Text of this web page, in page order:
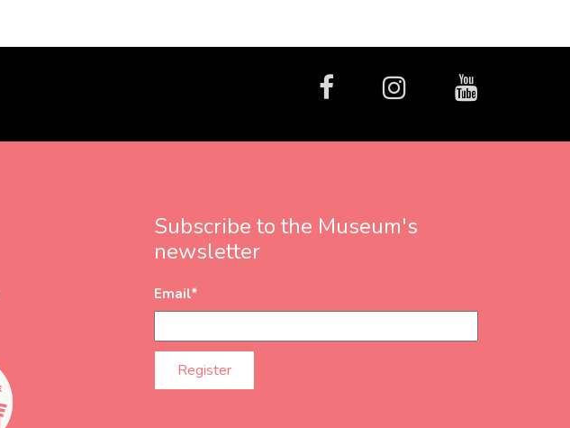
facebookInstagram
Subscribe to the Museum's
newsletter
Email*